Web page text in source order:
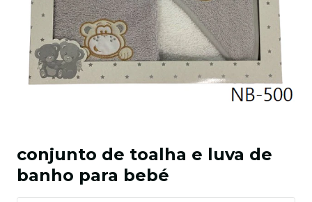
conjunto de toalha e luva de
banho para bebé